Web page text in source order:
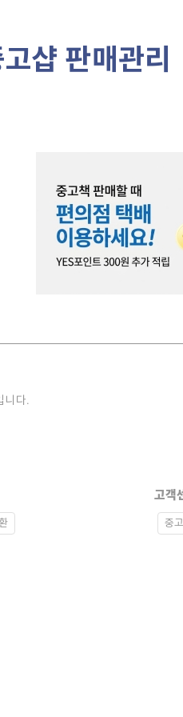
샵 판매관리
니다.
고객
중